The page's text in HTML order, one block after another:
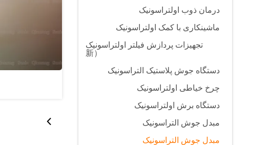
درمان ذوب اولتراسونیک
ماشینکاری با کمک اولتراسونیک
تجهیزات پردازش فیلتر اولتراسونیک
（新
دستگاه جوش پلاستیک التراسونیک
چرخ خیاطی اولتراسونیک
دستگاه برش اولتراسونیک
مبدل جوش التراسونیک
مبدل جوش التراسونیک